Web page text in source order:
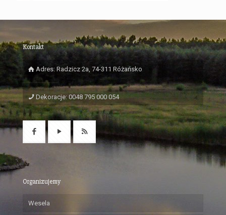
Kontakt
Adres: Radzicz 2a, 74-311 Różańsko
Dekoracje: 0048 795 000 054
Organizujemy
Wesela